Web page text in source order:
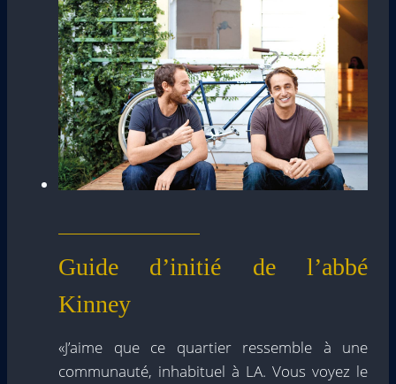
Guide d’initié de l’abbé
Kinney
«J’aime que ce quartier ressemble à une
communauté, inhabituel à LA. Vous voyez le